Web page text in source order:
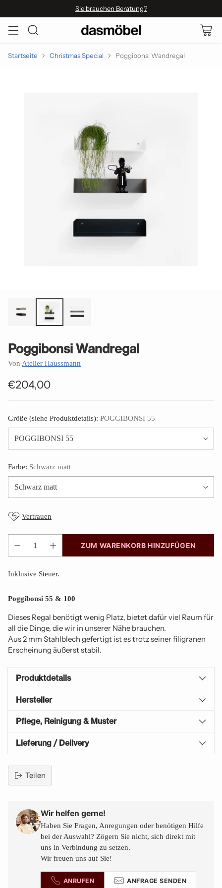
Sie brauchen Beratung?
Startseite Christmas Special Poggibonsi Wandregal
Poggibonsi Wandregal
Von Atelier Haussmann
Normaler
€204,00
Größe (siehe Produktdetails): POGGIBONSI 55
Farbe: Schwarz matt
Vertrauen
Anzahl
ZUM WARENKORB HINZUFÜGEN
Inklusive Steuer.
Poggibonsi 55 & 100
Dieses Regal benötigt wenig Platz, bietet dafür viel Raum für
all die Dinge, die wir in unserer Nähe brauchen.
Aus 2 mm Stahlblech gefertigt ist es trotz seiner filigranen
Erscheinung äußerst stabil.
Produktdetails
Hersteller
Pflege, Reinigung & Muster
Lieferung / Delivery
Teilen
den
Warenkorb
legen
Wir helfen gerne!
Haben Sie Fragen, Anregungen oder benötigen Hilfe
bei der Auswahl? Zögern Sie nicht, sich direkt mit
uns in Verbindung zu setzen.
Wir freuen uns auf Sie!
ANRUFEN ANFRAGE SENDEN